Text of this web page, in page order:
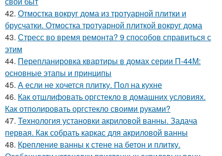
42. Отмостка вокруг дома из тротуарной плитки и
брусчатки. Отмостка тротуарной плиткой вокруг дома
43. Стресс во время ремонта? 9 способов справиться с
этим
44. Перепланировка квартиры в домах серии П-44М:
основные этапы и принципы
45. А если не хочется плитку. Пол на кухне
46. Как отшлифовать оргстекло в домашних условиях.
Как отполировать оргстекло своими руками?
47. Технология установки акриловой ванны. Задача
первая. Как собрать каркас для акриловой ванны
48. Крепление ванны к стене на бетон и плитку.